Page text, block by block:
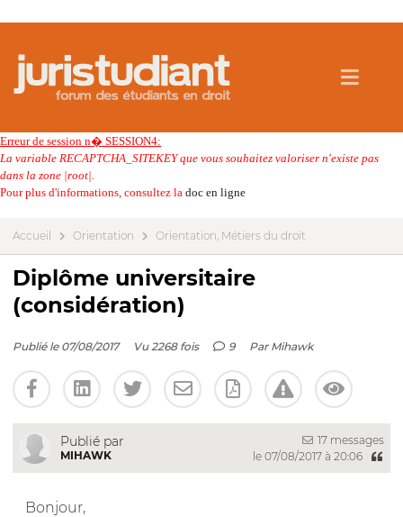
Erreur de session n� SESSION4:
La variable RECAPTCHA_SITEKEY que vous souhaitez valoriser n'existe pas
dans la zone |root|.
Pour plus d'informations, consultez la doc en ligne
Accueil Orientation Orientation, Métiers du droit
Diplôme universitaire
(considération)
Publié le 07/08/2017 Vu 2268 fois 9 Par Mihawk
Publié par
MIHAWK
17 messages
le 07/08/2017 à 20:06
Bonjour,